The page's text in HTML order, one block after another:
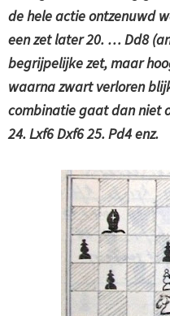
de hele actie ontzenuwd
een zet later 20. … Dd8
begrijpelijke zet, maar
waarna zwart verloren
combinatie gaat dan niet
24. Lxf6 Dxf6 25. Pd4 enz.